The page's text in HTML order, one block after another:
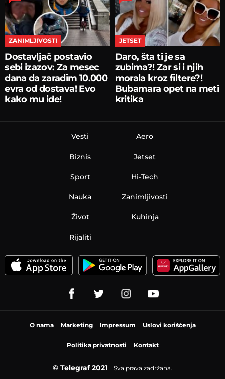
ZANIMLJIVOSTI
Dostavljač postavio
sebi izazov: Za mesec
dana da zaradim 10.000
evra od dostava! Evo
kako mu ide!
JETSET
Daro, šta ti je sa
zubima?! Zar si i njih
morala kroz filtere?!
Bubamara opet na meti
kritika
Vesti
Biznis
Sport
Nauka
Aero
Jetset
Hi-Tech
Zanimljivosti
Život Kuhinja
Rijaliti
O nama Marketing Impressum Uslovi korišćenja
Politika privatnosti Kontakt
© Telegraf 2021 Sva prava zadržana.